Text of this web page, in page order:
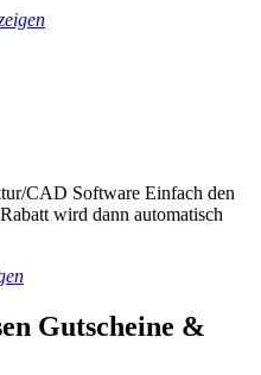
CAD Software Einfach den
wird dann automatisch
Gutscheine &